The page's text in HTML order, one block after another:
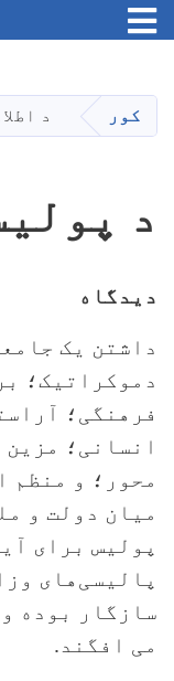
navigation
کور د
د
دیدگاه
داشتن یک
دموکراتیک؛
فرهنگی؛
انسانی؛
محور؛ و منظم
میان دولت و
پولیس برای
پالیسی‌های
سازگار بوده
می افگند.